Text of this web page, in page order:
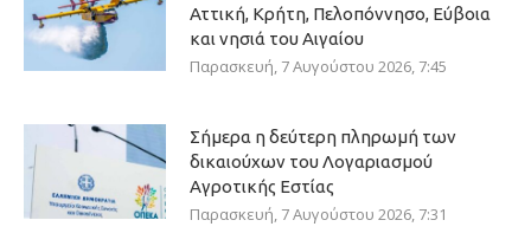
Αττική, Κρήτη, Πελοπόννησο, Εύβοια
και νησιά του Αιγαίου
Παρασκευή, 7 Αυγούστου 2026, 7:45
Σήμερα η δεύτερη πληρωμή των
δικαιούχων του Λογαριασμού
Αγροτικής Εστίας
Παρασκευή, 7 Αυγούστου 2026, 7:31